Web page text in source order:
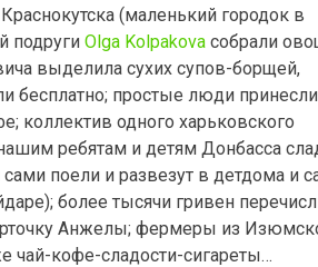
(маленький городок в
подруги Olga Kolpakova собрали
выделила сухих супов-борщей,
бесплатно; простые люди принесли
коллектив одного харьковского
ребятам и детям Донбасса
поели и развезут в детдома и
более тысячи гривен
Анжелы; фермеры из
чай-кофе-сладости-сигареты…